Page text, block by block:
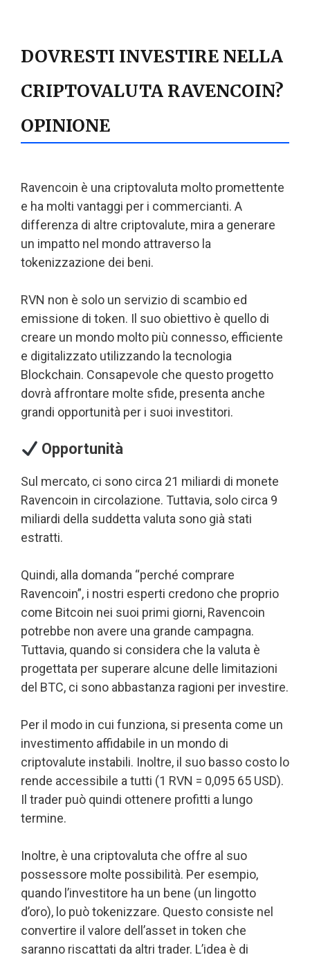
DOVRESTI INVESTIRE NELLA
CRIPTOVALUTA RAVENCOIN?
OPINIONE
Ravencoin è una criptovaluta molto promettente
e ha molti vantaggi per i commercianti. A
differenza di altre criptovalute, mira a generare
un impatto nel mondo attraverso la
tokenizzazione dei beni.
RVN non è solo un servizio di scambio ed
emissione di token. Il suo obiettivo è quello di
creare un mondo molto più connesso, efficiente
e digitalizzato utilizzando la tecnologia
Blockchain. Consapevole che questo progetto
dovrà affrontare molte sfide, presenta anche
grandi opportunità per i suoi investitori.
Opportunità
Sul mercato, ci sono circa 21 miliardi di monete
Ravencoin in circolazione. Tuttavia, solo circa 9
miliardi della suddetta valuta sono già stati
estratti.
Quindi, alla domanda “perché comprare
Ravencoin”, i nostri esperti credono che proprio
come Bitcoin nei suoi primi giorni, Ravencoin
potrebbe non avere una grande campagna.
Tuttavia, quando si considera che la valuta è
progettata per superare alcune delle limitazioni
del BTC, ci sono abbastanza ragioni per investire.
Per il modo in cui funziona, si presenta come un
investimento affidabile in un mondo di
criptovalute instabili. Inoltre, il suo basso costo lo
rende accessibile a tutti (1 RVN = 0,095 65 USD).
Il trader può quindi ottenere profitti a lungo
termine.
Inoltre, è una criptovaluta che offre al suo
possessore molte possibilità. Per esempio,
quando l’investitore ha un bene (un lingotto
d’oro), lo può tokenizzare. Questo consiste nel
convertire il valore dell’asset in token che
saranno riscattati da altri trader. L’idea è di